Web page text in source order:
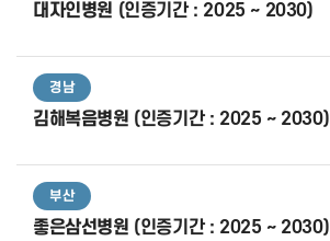
대자인병원 (인증기간 : 2025 ~ 2030)
경남
김해복음병원 (인증기간 : 2025 ~ 2030)
부산
좋은삼선병원 (인증기간 : 2025 ~ 2030)